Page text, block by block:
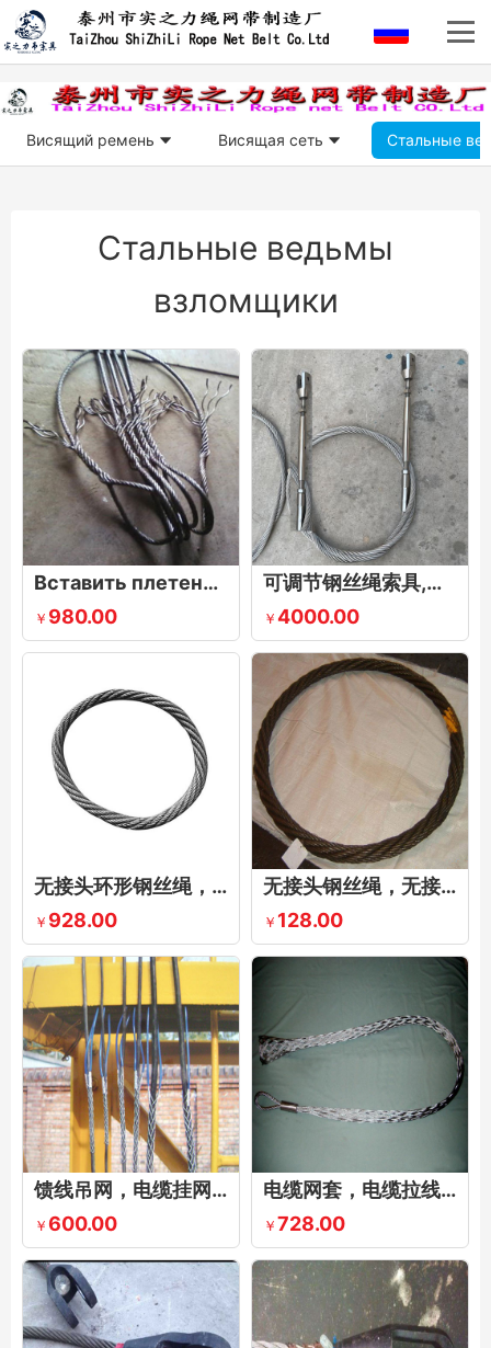
Висящий ремень Висящая сеть Стальные
Стальные ведьмы
взломщики
Вставить плетеный трос, подъемный двойной пряжкой, вставить плетеный трос, поднять головку пипа проволочного троса, вставить плетеный прессованный стальной трос.
￥ 980.00
可调节钢丝绳索具,可调节浇筑钢丝绳索具，可调节长度的钢丝绳吊索具
￥ 4000.00
无接头环形钢丝绳，环形无接头钢丝绳，无接头钢丝绳吊索
￥ 928.00
无接头钢丝绳，无接头钢丝绳绳圈，环形无接头钢丝绳索
￥ 128.00
馈线吊网，电缆挂网，不锈钢电缆吊网，电缆吊挂网套
￥ 600.00
电缆网套，电缆拉线网套，电缆牵引网套
￥ 728.00